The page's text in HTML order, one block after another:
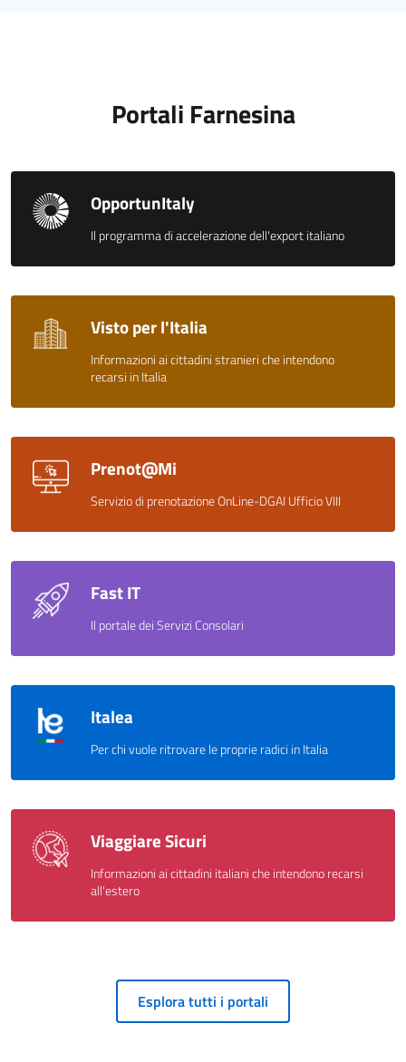
Portali Farnesina
OpportunItaly
Il programma di accelerazione dell'export italiano
Visto per l'Italia
Informazioni ai cittadini stranieri che intendono
recarsi in Italia
Prenot@Mi
Servizio di prenotazione OnLine-DGAI Ufficio VIII
Fast IT
Il portale dei Servizi Consolari
Italea
Per chi vuole ritrovare le proprie radici in Italia
Viaggiare Sicuri
Informazioni ai cittadini italiani che intendono recarsi
all'estero
Esplora tutti i portali